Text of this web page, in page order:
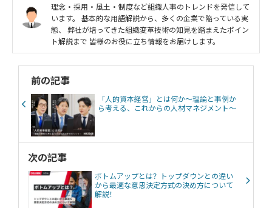
理念・採用・風土・制度など組織人事のトレンドを発信して
います。 基本的な用語解説から、多くの企業で陥っている実
態、 弊社が培ってきた組織変革技術の知見を踏まえたポイン
ト解説まで 皆様のお役に立ち情報をお届けします。
前の記事
「人的資本経営」とは何か〜理論と事例か
ら考える、これからの人材マネジメント〜
次の記事
ボトムアップとは？トップダウンとの違い
から最適な意思決定方式の決め方について
解説！